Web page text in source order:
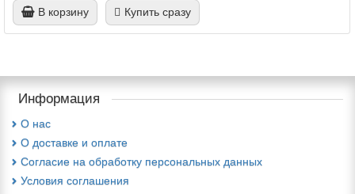
В корзину Купить сразу
Информация
О нас
О доставке и оплате
Cогласие на обработку персональных данных
Условия соглашения